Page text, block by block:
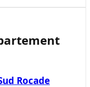
Rocade